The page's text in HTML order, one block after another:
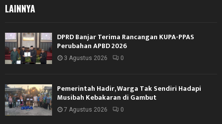
LAINNYA
DPRD Banjar Terima Rancangan KUPA-PPAS
Perubahan APBD 2026
3 Agustus 2026 0
Pemerintah Hadir, Warga Tak Sendiri Hadapi
Musibah Kebakaran di Gambut
7 Agustus 2026 0